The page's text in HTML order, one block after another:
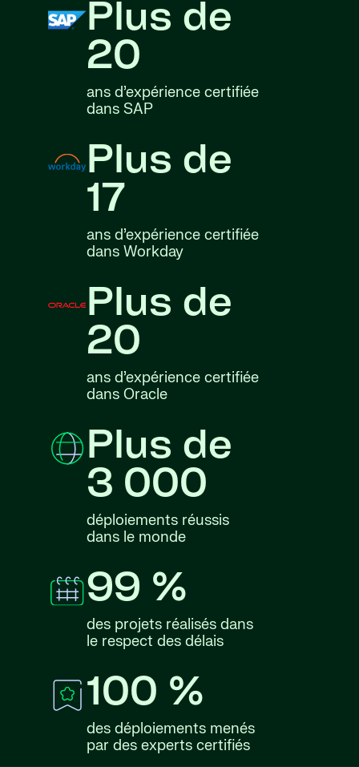
Plus de
20
ans d’expérience certifiée
dans SAP
Plus de
17
ans d’expérience certifiée
dans Workday
Plus de
20
ans d’expérience certifiée
dans Oracle
Plus de
3 000
déploiements réussis
dans le monde
99 %
des projets réalisés dans
le respect des délais
100 %
des déploiements menés
par des experts certifiés